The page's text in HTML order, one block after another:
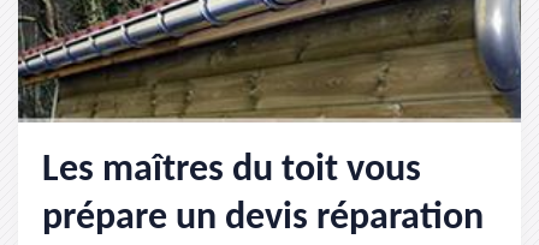
Les maîtres du toit vous
prépare un devis réparation